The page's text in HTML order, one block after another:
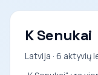
K Senukai
Latvija · 6 aktyvių